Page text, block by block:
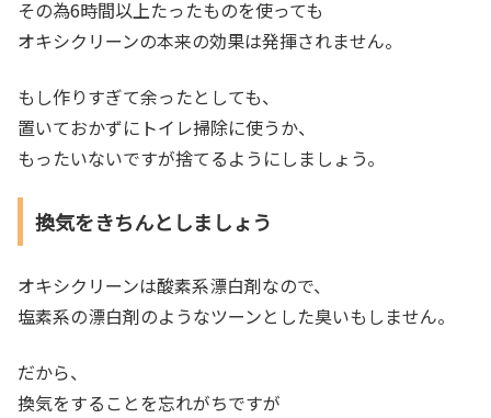
その為6時間以上たったものを使っても
オキシクリーンの本来の効果は発揮されません。
もし作りすぎて余ったとしても、
置いておかずにトイレ掃除に使うか、
もったいないですが捨てるようにしましょう。
換気をきちんとしましょう
オキシクリーンは酸素系漂白剤なので、
塩素系の漂白剤のようなツーンとした臭いもしません。
だから、
換気をすることを忘れがちですが